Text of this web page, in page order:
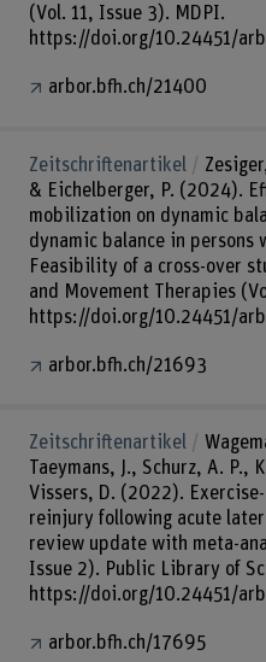
(Vol. 11, Issue 3). MDPI.
https://doi.org/10.24451/
arbor.bfh.ch/21400
Zeitschriftenartikel
& Eichelberger, P. (2024).
mobilization on dynamic
dynamic balance in
Feasibility of a cross-over
and Movement Therapies
https://doi.org/10.24451/
arbor.bfh.ch/21693
Zeitschriftenartikel
Taeymans, J., Schurz, A. P.,
Vissers, D. (2022).
reinjury following acute
review update with meta-
Issue 2). Public Library of
https://doi.org/10.24451/
arbor.bfh.ch/17695